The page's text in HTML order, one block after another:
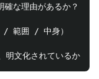
な理由があるか？）
/ 範囲 / 中身）